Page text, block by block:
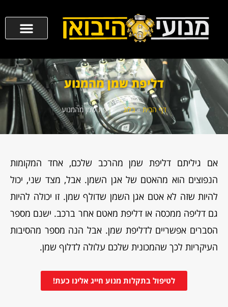
דליפת שמן מהמנוע
דף הבית»בלוג»דליפת שמן מהמנוע
אם גיליתם דליפת שמן מהרכב שלכם, אחד המקומות
הנפוצים הוא מהאטם של אגן השמן. אבל, מצד שני, יכול
להיות שזה לא אטם אגן השמן שדולף שמן. זו יכולה להיות
גם דליפה ממכסה או דליפת מאטם אחר ברכב. ישנם מספר
הסברים אפשריים לדליפת שמן. אבל הנה מספר מהסיבות
העיקריות לכך שהמכונית שלכם עלולה לדלוף שמן.
לטיפול בתקלות מנוע חייג אלינו כעת!